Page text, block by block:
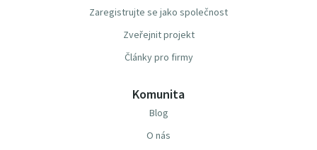
Zaregistrujte se jako společnost
Zveřejnit projekt
Články pro firmy
Komunita
Blog
O nás